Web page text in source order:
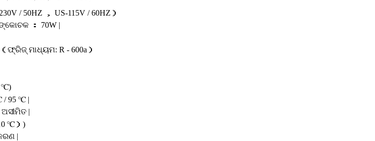
/ 50HZ ， US-115V / 60HZ）
： 70W |
ଫ୍ରିଜ୍ ମାଧ୍ୟମ: R - 600a）
℃)
95 ℃ |
|
℃）)
|